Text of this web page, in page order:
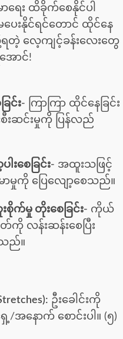
ာရေး ထိခိုက်စေနိုင်ပါ
းနိုင်ရင်တောင် ထိုင်နေ
လေ့ကျင့်ခန်းလေးတွေ
ောင်!
င်း- ကြာကြာ ထိုင်နေခြင်း
စီးဆင်းမှုကို ပြန်လည်
းစေခြင်း- အထူးသဖြင့်
ာမှုကို ပြေလျော့စေသည်။
စိုက်မှု တိုးစေခြင်း- ကိုယ်
လန်းဆန်းစေပြီး
ည်။
ဦးခေါင်းကို
/အနောက် စောင်းပါ။ (၅)